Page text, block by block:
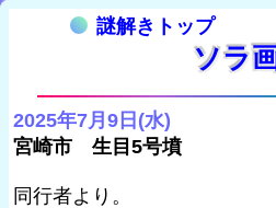
謎解きトップ
ソラ
2025年7月9日(水)
宮崎市 生目5号墳
同行者より。